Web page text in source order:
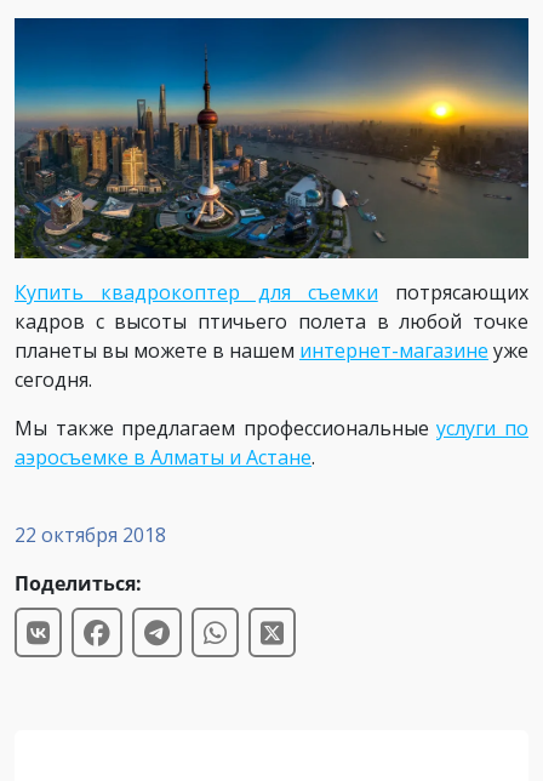
22 октября 2018
Поделиться:
Купить квадрокоптер для съемки потрясающих
кадров с высоты птичьего полета в любой точке
планеты вы можете в нашем интернет-магазине уже
сегодня.
Мы также предлагаем профессиональныеуслуги по
аэросъемке в Алматы и Астане.